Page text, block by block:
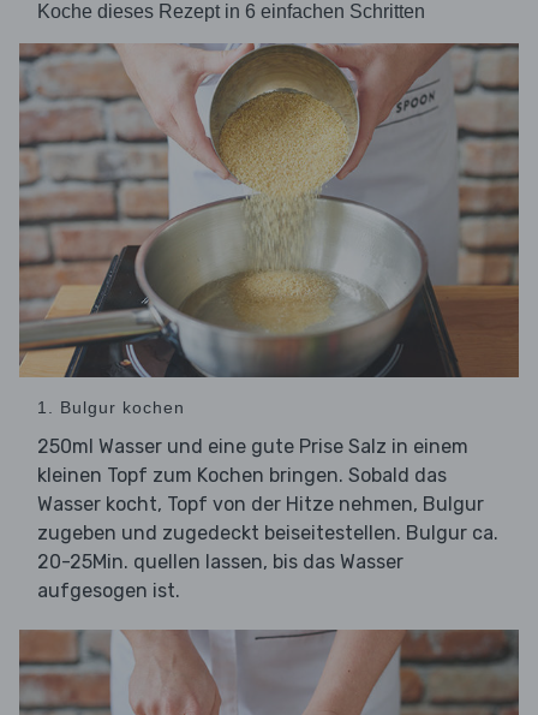
Koche dieses Rezept in 6 einfachen Schritten
1. Bulgur kochen
250ml Wasser und eine gute Prise Salz in einem
kleinen Topf zum Kochen bringen. Sobald das
Wasser kocht, Topf von der Hitze nehmen, Bulgur
zugeben und zugedeckt beiseitestellen. Bulgur ca.
20-25Min. quellen lassen, bis das Wasser
aufgesogen ist.